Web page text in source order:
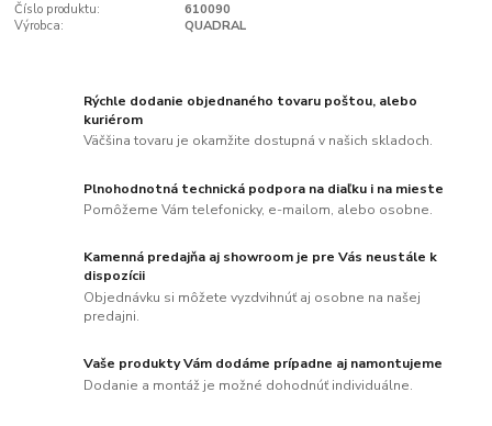
Číslo produktu:
610090
Výrobca:
QUADRAL
Rýchle dodanie objednaného tovaru poštou, alebo
kuriérom
Väčšina tovaru je okamžite dostupná v našich skladoch.
Plnohodnotná technická podpora na diaľku i na mieste
Pomôžeme Vám telefonicky, e-mailom, alebo osobne.
Kamenná predajňa aj showroom je pre Vás neustále k
dispozícii
Objednávku si môžete vyzdvihnúť aj osobne na našej
predajni.
Vaše produkty Vám dodáme prípadne aj namontujeme
Dodanie a montáž je možné dohodnúť individuálne.